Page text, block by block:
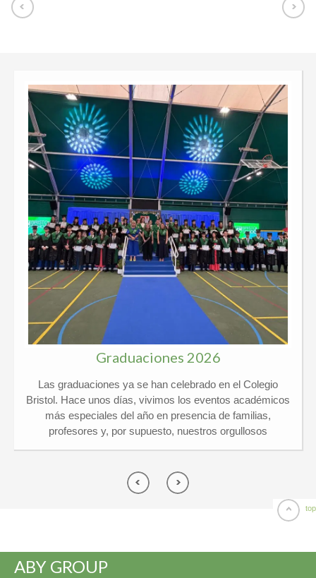
Graduaciones 2026
Las graduaciones ya se han celebrado en el Colegio
Bristol. Hace unos días, vivimos los eventos académicos
más especiales del año en presencia de familias,
profesores y, por supuesto, nuestros orgullosos
emocionante en el Colegio Privado Bristol, ¡y por partida
doble! Celebramos juntos las graduaciones de
montón de familias y profesores. ¡El ambiente no pudo
años se despidieron de Infantil listos para dar el gran salto
a Primaria y por otra, los chicos de 6º vivieron su gran
top
ABY GROUP